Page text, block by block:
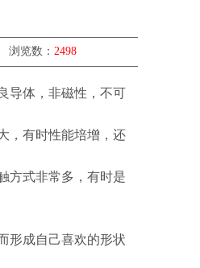
浏览数： 2498
导体，非磁性，不可
，有时性能培增，还
方式非常多，有时是
形成自己喜欢的形状